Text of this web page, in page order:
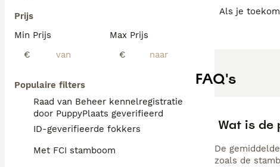
Prijs
Min Prijs
€
Max Prijs
€
Populaire filters
Raad van Beheer kennelregistratie
door PuppyPlaats geverifieerd
ID-geverifieerde fokkers
Met FCI stamboom
Als je
FAQ's
Wat is de
De
zoals de